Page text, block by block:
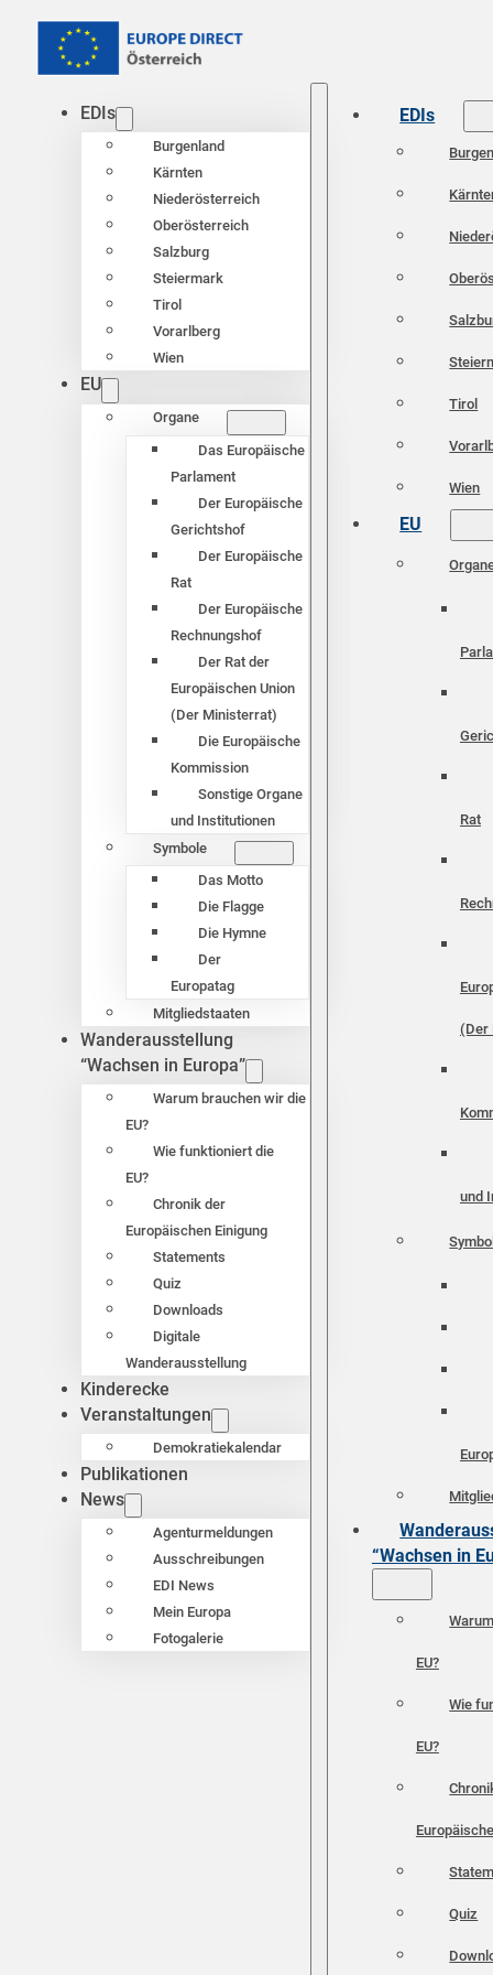
EDIs
Burgenland
Kärnten
Niederösterreich
Oberösterreich
Salzburg
Steiermark
Tirol
Vorarlberg
Wien
EU
Organe
Das Europäische
Parlament
Der Europäische
Gerichtshof
Der Europäische
Rat
Der Europäische
Rechnungshof
Der Rat der
Europäischen Union
(Der Ministerrat)
Die Europäische
Kommission
Sonstige Organe
und Institutionen
Symbole
Das Motto
Die Flagge
Die Hymne
Der
Europatag
Mitgliedstaaten
Wanderausstellung
“Wachsen in Europa”
Warum brauchen wir die
EU?
Wie funktioniert die
EU?
Chronik der
Europäischen Einigung
Statements
Quiz
Downloads
Digitale
Wanderausstellung
Kinderecke
Veranstaltungen
Demokratiekalendar
Publikationen
News
Agenturmeldungen
Ausschreibungen
EDI News
Mein Europa
Fotogalerie
EDIs
Tirol
Wien
EU
Rat
(Der
und
“Wachsen in
EU?
Wie
EU?
Quiz